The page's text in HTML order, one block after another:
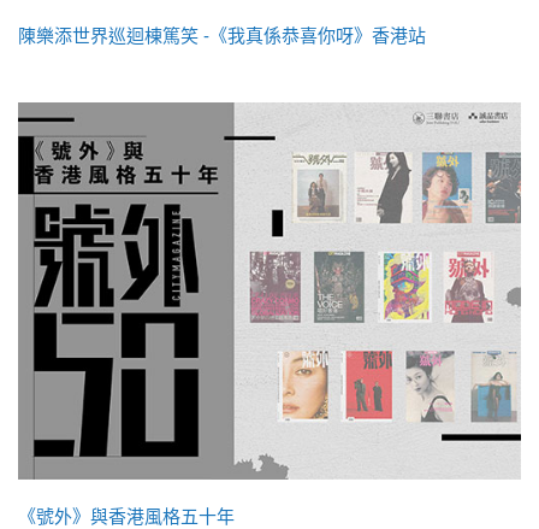
陳樂添世界巡迴棟篤笑 -《我真係恭喜你呀》香港站
《號外》與香港風格五十年